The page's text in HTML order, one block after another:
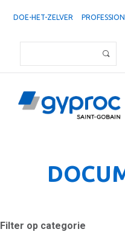
DOE-HET-ZELVER
Filter op categorie